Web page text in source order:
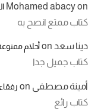
Mohamed abacyon
كتاب ممتع انصح به
دينا سعد onأحلام
كتاب جميل جدا
أمينة مصطفى on
كتاب رائع